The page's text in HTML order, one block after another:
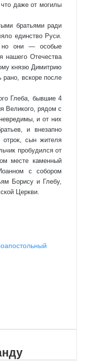
что даже от могилы
братьями ради
единство Руси.
но они — особые
нашего Отечества
князю Димитрию
рано, вскоре после
Глеба, бывшие 4
Великого, рядом с
и от них
и внезапно
сын жителя
пробудился от
месте каменный
с собором
Борису и Глебу,
Церкви.